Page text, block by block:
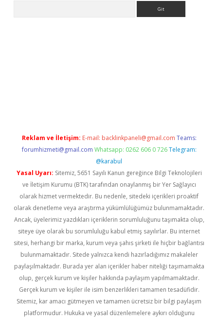
Reklam ve İletişim: E-mail: backlinkpaneli@gmail.com Teams:
forumhizmeti@gmail.com Whatsapp: 0262 606 0 726 Telegram:
@karabul
Yasal Uyarı: Sitemiz, 5651 Sayılı Kanun gereğince Bilgi Teknolojileri
ve İletişim Kurumu (BTK) tarafından onaylanmış bir Yer Sağlayıcı
olarak hizmet vermektedir. Bu nedenle, sitedeki içerikleri proaktif
olarak denetleme veya araştırma yükümlülüğümüz bulunmamaktadır.
Ancak, üyelerimiz yazdıkları içeriklerin sorumluluğunu taşımakta olup,
siteye üye olarak bu sorumluluğu kabul etmiş sayılırlar. Bu internet
sitesi, herhangi bir marka, kurum veya şahıs şirketi ile hiçbir bağlantısı
bulunmamaktadır. Sitede yalnızca kendi hazırladığımız makaleler
paylaşılmaktadır. Burada yer alan içerikler haber niteliği taşımamakta
olup, gerçek kurum ve kişiler hakkında paylaşım yapılmamaktadır.
Gerçek kurum ve kişiler ile isim benzerlikleri tamamen tesadüfidir.
Sitemiz, kar amacı gütmeyen ve tamamen ücretsiz bir bilgi paylaşım
platformudur. Hukuka ve yasal düzenlemelere aykırı olduğunu